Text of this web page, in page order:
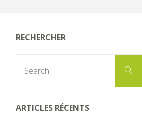
RECHERCHER
Search
ARTICLES RÉCENTS